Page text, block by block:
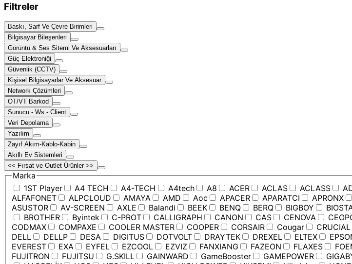
Filtreler
Baskı, Sarf Ve Çevre Birimleri
Bilgisayar Bileşenleri
Görüntü & Ses Sitemi Ve Aksesuarları
Güç Elektroniği
Güvenlik (CCTV)
Kişisel Bilgisayarlar Ve Aksesuar
Network Çözümleri
OT/VT Barkod
Sunucu - Ws - Client
Veri Depolama
Yazılım
Zayıf Akım-Kablo-Kabin
Akıllı Ev Sistemleri
<< Fırsat ve Outlet Ürünler >>
Marka
1ST Player
A4 TECH A4-TECH A4tech A8 ACER ACLAS ACLASS
ALFAFONET
ALPCLOUD AMAYA AMD Aoc APACER APARATCI APRONX
ASUSTOR
AV-SCREEN AXLE Balandi BEEK BENQ BERQ BIGBOY
BROTHER
Byintek C-PROT CALLIGRAPH CANON CAS CENOVA
CODMAX
COMPAXE COOLER MASTER COOPER CORSAIR Cougar CRUCIAL
DELL
DELLP DESA DIGITUS DOTVOLT DRAYTEK DREXEL ELTEX
EVEREST
EXA EYFEL EZCOOL EZVIZ FANXIANG FAZEON FLAXES
FUJITRON
FUJITSU G.SKILL GAINWARD GameBooster GAMEPOWER